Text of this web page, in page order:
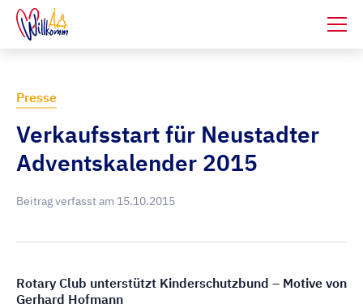
Presse
Verkaufsstart für Neustadter
Adventskalender 2015
Beitrag verfasst am 15.10.2015
Rotary Club unterstützt Kinderschutzbund – Motive von
Gerhard Hofmann